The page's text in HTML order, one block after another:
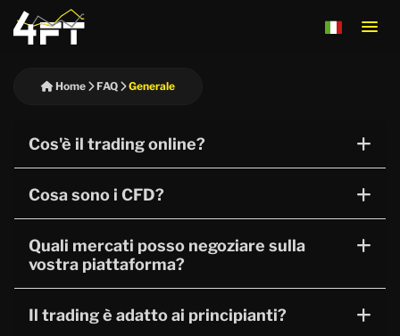
Domande e
Home FAQ Generale
Cos'è il trading online?
Cosa sono i CFD?
Quali mercati posso negoziare sulla
vostra piattaforma?
Il trading è adatto ai principianti?